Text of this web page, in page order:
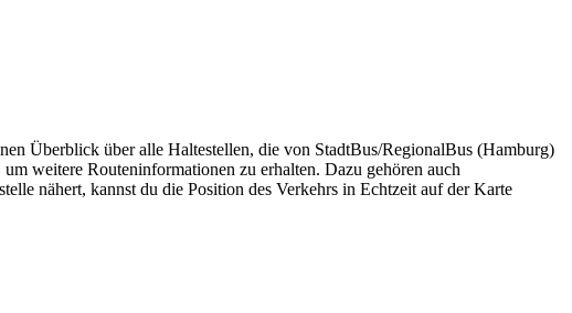
Überblick über alle Haltestellen, die von StadtBus/RegionalBus (Hamburg)
um weitere Routeninformationen zu erhalten. Dazu gehören auch
nähert, kannst du die Position des Verkehrs in Echtzeit auf der Karte